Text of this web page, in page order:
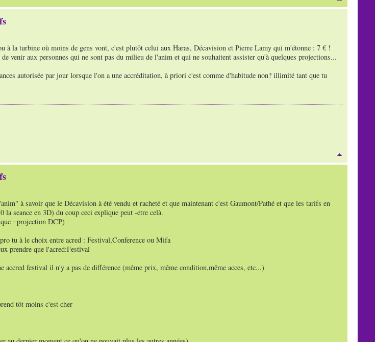
à la turbine où moins de gens vont, c'est plutôt celui aux Haras, Décavision et Pierre Lamy qui m'étonne : 7 € !
venir aux personnes qui ne sont pas du milieu de l'anim et qui ne souhaitent assister qu'à quelques projections...
autorisée par jour lorsque l'on a une accréditation, à priori c'est comme d'habitude non? illimité tant que tu
à savoir que le Décavision à été vendu et racheté et que maintenant c'est Gaumont/Pathé et que les tarifs en
la seance en 3D) du coup ceci explique peut -etre celà.
=projection DCP)
tu à le choix entre acred : Festival,Conference ou Mifa
prendre que l'acred:Festival
accred festival il n'y a pas de différence (même prix, même condition,même acces, etc...)
tôt moins c'est cher